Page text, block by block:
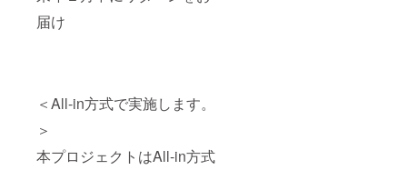
届け
＜All-in方式で実施します。
＞
本プロジェクトはAll-in方式